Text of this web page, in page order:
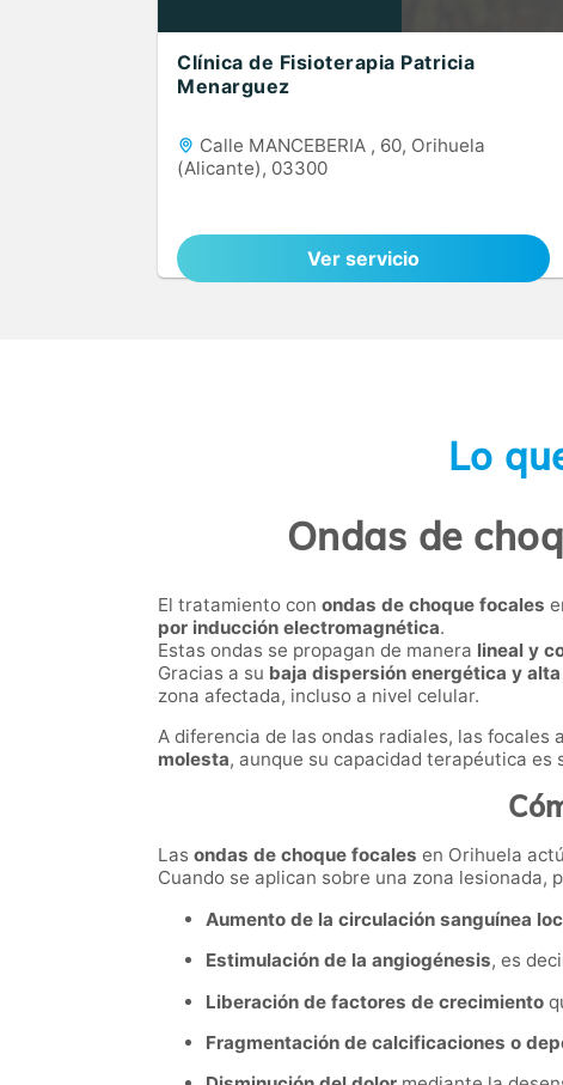
Clínica de Fisioterapia Patricia
Menarguez
Calle MANCEBERIA , 60, Orihuela
(Alicante), 03300
Ver servicio
Lo
Ondas de
El tratamiento con ondas de choque focales
por inducción electromagnética.
Estas ondas se propagan de manera lineal y
Gracias a su baja dispersión energética y
zona afectada, incluso a nivel celular.
A diferencia de las ondas radiales, las
molesta, aunque su capacidad terapéutica
Las ondas de choque focales en Orihuela
Cuando se aplican sobre una zona lesionada,
Aumento de la circulación sanguínea
Estimulación de la angiogénesis, es
Liberación de factores de crecimiento
Fragmentación de calcificaciones o